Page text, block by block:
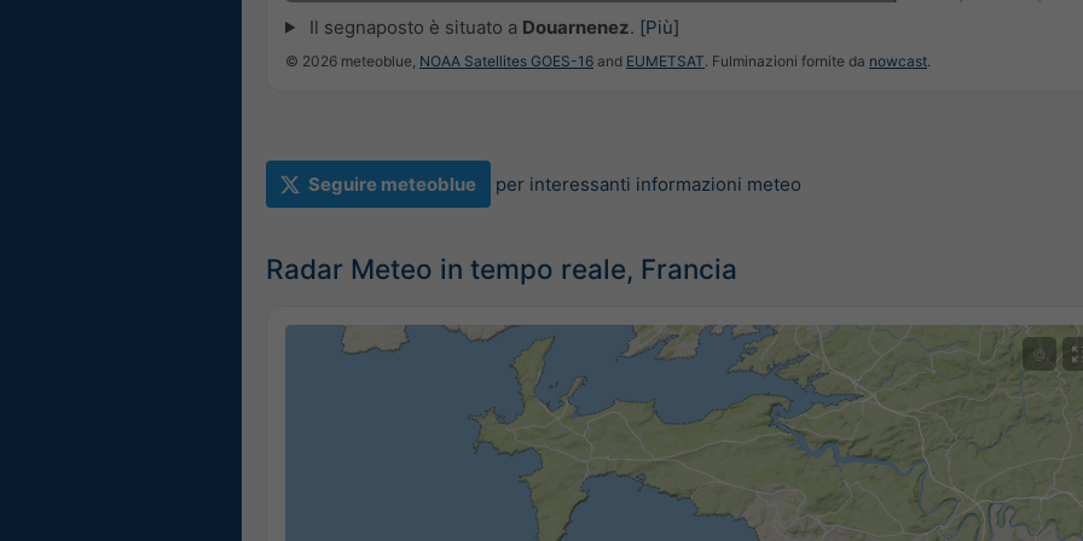
Il segnaposto è situato a Douarnenez. [Più]
© 2026 meteoblue, NOAA Satellites GOES-16 and EUMETSAT. Fulminazioni fornite da nowcast.
Seguire meteoblue per interessanti informazioni meteo
Radar Meteo in tempo reale, Francia
©